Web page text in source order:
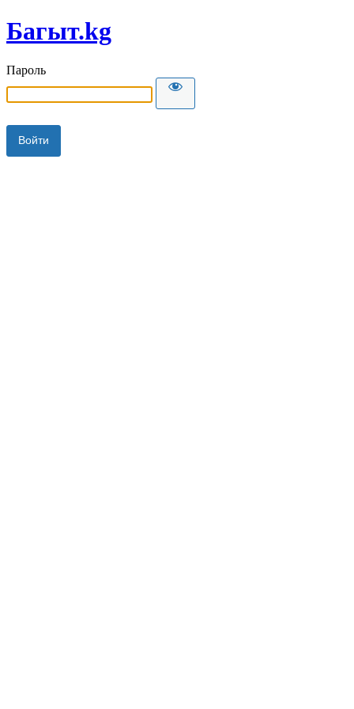
Багыт.kg
Пароль